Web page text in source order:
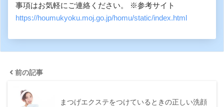
事項はお気軽にご連絡ください。 ※参考サイト
https://houmukyoku.moj.go.jp/homu/static/index.html
前の記事
まつげエクステをつけているときの正しい洗顔